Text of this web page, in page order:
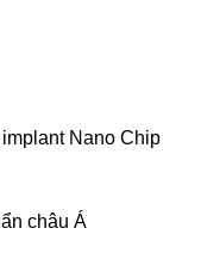
Nano Chip
châu Á